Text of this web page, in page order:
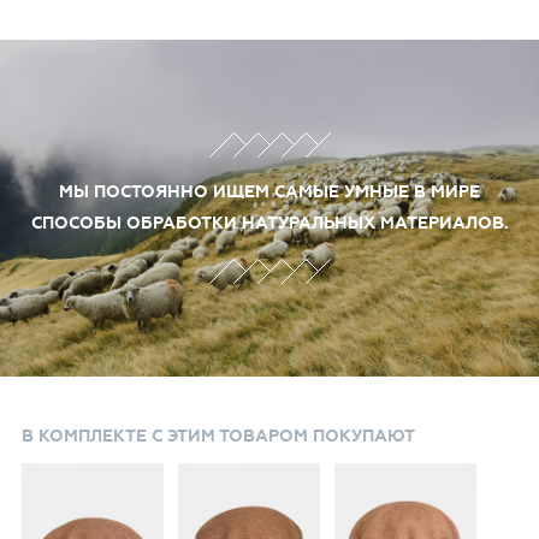
МЫ ПОСТОЯННО ИЩЕМ САМЫЕ УМНЫЕ В МИРЕ
СПОСОБЫ ОБРАБОТКИ НАТУРАЛЬНЫХ МАТЕРИАЛОВ.
В КОМПЛЕКТЕ С ЭТИМ ТОВАРОМ ПОКУПАЮТ